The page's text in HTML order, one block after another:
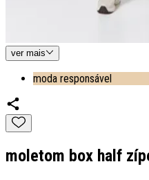
ver mais
moda responsável
moletom box half